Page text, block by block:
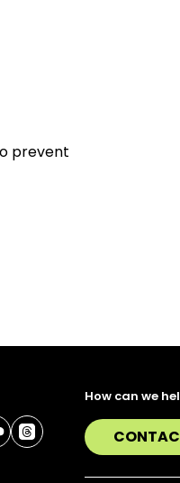
prevent
How can we